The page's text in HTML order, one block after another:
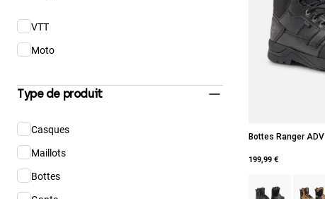
VTT
Affiner par Catégorie : VTT
Moto
Affiner par Catégorie : Moto
Type de produit
Casques
Affiner par Type de produit : Casques
Maillots
Affiner par Type de produit : Maillots
Bottes
Affiner par Type de produit : Bottes
Bottes Ranger ADV
199,99 €